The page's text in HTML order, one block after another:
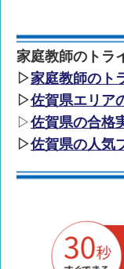
家庭教師のトラ
▷家庭教師のト
▷佐賀県エリア
▷佐賀県の合格
▷佐賀県の人気